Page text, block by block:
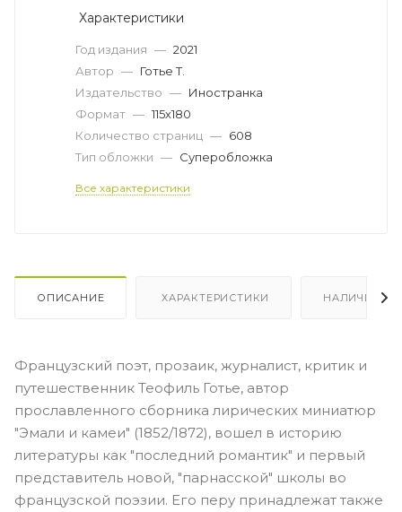
Характеристики
Год издания — 2021
Автор — Готье Т.
Издательство — Иностранка
Формат — 115х180
Количество страниц — 608
Тип обложки — Суперобложка
Все характеристики
ОПИСАНИЕ ХАРАКТЕРИСТИКИ НАЛИЧИЕ
Французский поэт, прозаик, журналист, критик и
путешественник Теофиль Готье, автор
прославленного сборника лирических миниатюр
"Эмали и камеи" (1852/1872), вошел в историю
литературы как "последний романтик" и первый
представитель новой, "парнасской" школы во
французской поэзии. Его перу принадлежат также